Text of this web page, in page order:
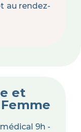
au rendez-
et
9h -